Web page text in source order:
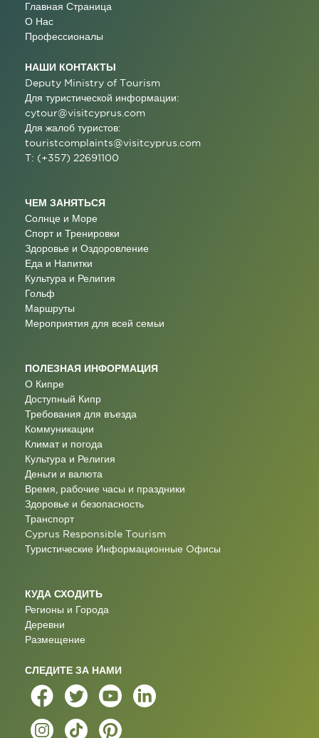
Главная Страница
О Нас
Профессионалы
НАШИ КОНТАКТЫ
Deputy Ministry of Tourism
Для туристической информации:
cytour@visitcyprus.com
Для жалоб туристов:
touristcomplaints@visitcyprus.com
T: (+357) 22691100
ЧЕМ ЗАНЯТЬСЯ
Солнце и Море
Спорт и Тренировки
Здоровье и Оздоровление
Еда и Напитки
Культура и Религия
Гольф
Маршруты
Мероприятия для всей семьи
ПОЛЕЗНАЯ ИНФОРМАЦИЯ
О Кипре
Доступный Кипр
Требования для въезда
Коммуникации
Климат и погода
Культура и Религия
Деньги и валюта
Время, рабочие часы и праздники
Здоровье и безопасность
Транспорт
Cyprus Responsible Tourism
Туристические Информационные Oфисы
КУДА СХОДИТЬ
Регионы и Города
Деревни
Размещение
СЛЕДИТЕ ЗА НАМИ